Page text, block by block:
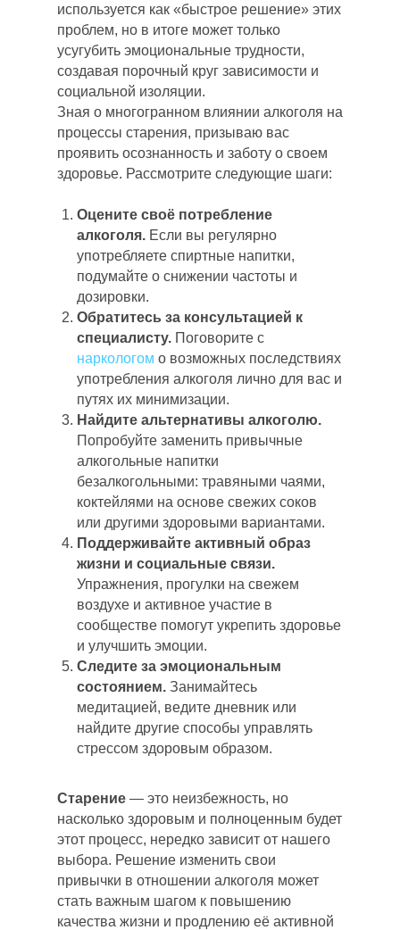
используется как «быстрое решение» этих
проблем, но в итоге может только
усугубить эмоциональные трудности,
создавая порочный круг зависимости и
социальной изоляции.
Зная о многогранном влиянии алкоголя на
процессы старения, призываю вас
проявить осознанность и заботу о своем
здоровье. Рассмотрите следующие шаги:
Оцените своё потребление
алкоголя. Если вы регулярно
употребляете спиртные напитки,
подумайте о снижении частоты и
дозировки.
Обратитесь за консультацией к
специалисту. Поговорите с
наркологом о возможных последствиях
употребления алкоголя лично для вас и
путях их минимизации.
Найдите альтернативы алкоголю.
Попробуйте заменить привычные
алкогольные напитки
безалкогольными: травяными чаями,
коктейлями на основе свежих соков
или другими здоровыми вариантами.
Поддерживайте активный образ
жизни и социальные связи.
Упражнения, прогулки на свежем
воздухе и активное участие в
сообществе помогут укрепить здоровье
и улучшить эмоции.
Следите за эмоциональным
состоянием. Занимайтесь
медитацией, ведите дневник или
найдите другие способы управлять
стрессом здоровым образом.
Старение — это неизбежность, но
насколько здоровым и полноценным будет
этот процесс, нередко зависит от нашего
выбора. Решение изменить свои
привычки в отношении алкоголя может
стать важным шагом к повышению
качества жизни и продлению её активной